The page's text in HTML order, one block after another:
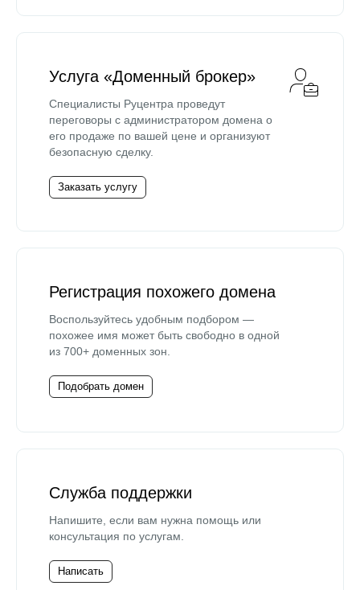
Услуга «Доменный брокер»
Специалисты Руцентра проведут
переговоры с администратором домена о
его продаже по вашей цене и организуют
безопасную сделку.
Заказать услугу
Регистрация похожего домена
Воспользуйтесь удобным подбором —
похожее имя может быть свободно в одной
из 700+ доменных зон.
Подобрать домен
Служба поддержки
Напишите, если вам нужна помощь или
консультация по услугам.
Написать